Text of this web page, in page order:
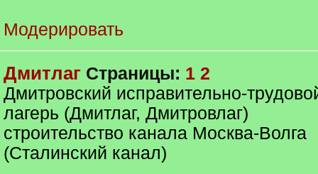
Модерировать
Дмитлаг Страницы: 1 2
Дмитровский исправительно-
лагерь (Дмитлаг, Дмитровлаг)
строительство канала Москва-Волга
(Сталинский канал)